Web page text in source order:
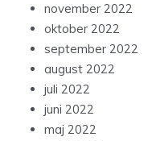
november 2022
oktober 2022
september 2022
august 2022
juli 2022
juni 2022
maj 2022